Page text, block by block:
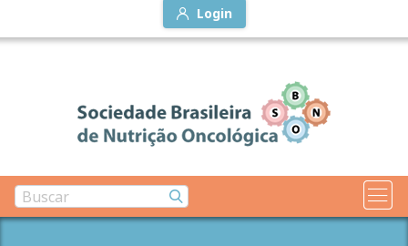
Login